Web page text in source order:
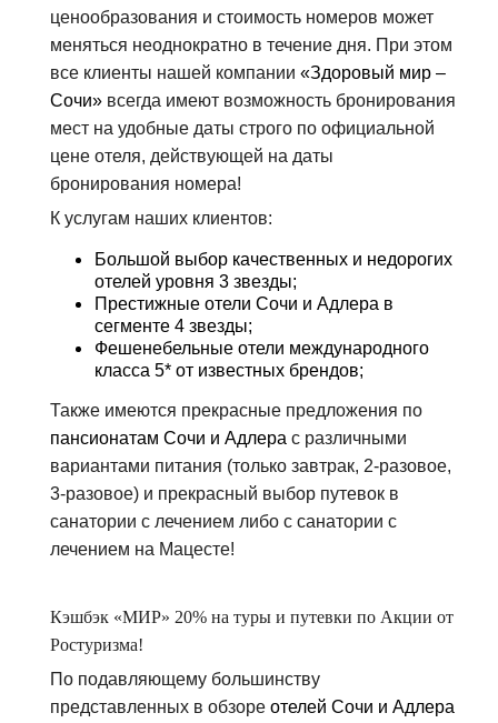
ценообразования и стоимость номеров может
меняться неоднократно в течение дня. При этом
все клиенты нашей компании «Здоровый мир –
Сочи» всегда имеют возможность бронирования
мест на удобные даты строго по официальной
цене отеля, действующей на даты
бронирования номера!
К услугам наших клиентов:
Большой выбор качественных и недорогих
отелей уровня 3 звезды;
Престижные отели Сочи и Адлера в
сегменте 4 звезды;
Фешенебельные отели международного
класса 5* от известных брендов;
Также имеются прекрасные предложения по
пансионатам Сочи и Адлера с различными
вариантами питания (только завтрак, 2-разовое,
3-разовое) и прекрасный выбор путевок в
санатории с лечением либо с санатории с
лечением на Мацесте!
Кэшбэк «МИР» 20% на туры и путевки по Акции от
Ростуризма!
По подавляющему большинству
представленных в обзоре отелей Сочи и Адлера